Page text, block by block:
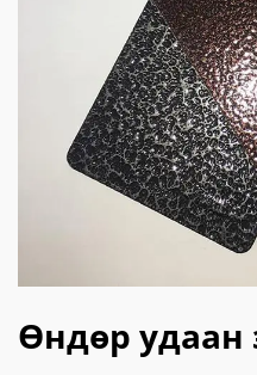
Өндөр удаан